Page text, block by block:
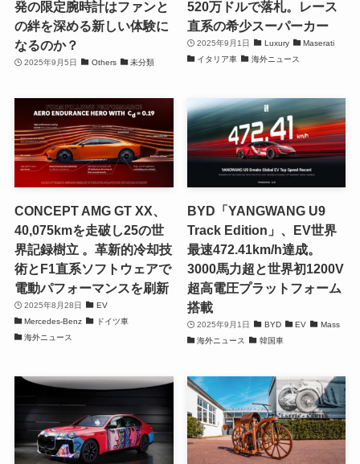
発の限定腕時計はファンと
の絆を深める新しい体験に
なるのか？
2025年9月5日 Others 未分類
520万ドルで落札。レース
直系の希少スーパーカー
2025年9月1日 Luxury
Maserati
イタリア車
海外ニュース
CONCEPT AMG GT XX、
40,075kmを走破し25の世
界記録樹立 。革新的冷却技
術とF1直系ソフトウェアで
電動パフォーマンスを刷新
2025年8月28日
EV
Mercedes-Benz
ドイツ車
海外ニュース
BYD「YANGWANG U9
Track Edition」、EV世界
最速472.41km/h達成。
3000馬力超と世界初1200V
超高電圧プラットフォーム
搭載
2025年9月1日 BYD EV
Mass
海外ニュース
韓国車